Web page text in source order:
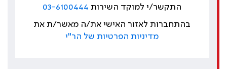
התקשר/י למוקד השירות 03-6100444
בהתחברות לאזור האישי את/ה מאשר/ת את
מדיניות הפרטיות של הר"י